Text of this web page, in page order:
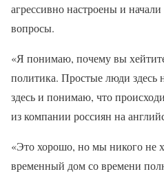
агрессивно настроены и начали
вопросы.
«Я понимаю, почему вы
политика. Простые люди здесь
здесь и понимаю, что
из компании россиян на
«Это хорошо, но мы никого не
временный дом со времени